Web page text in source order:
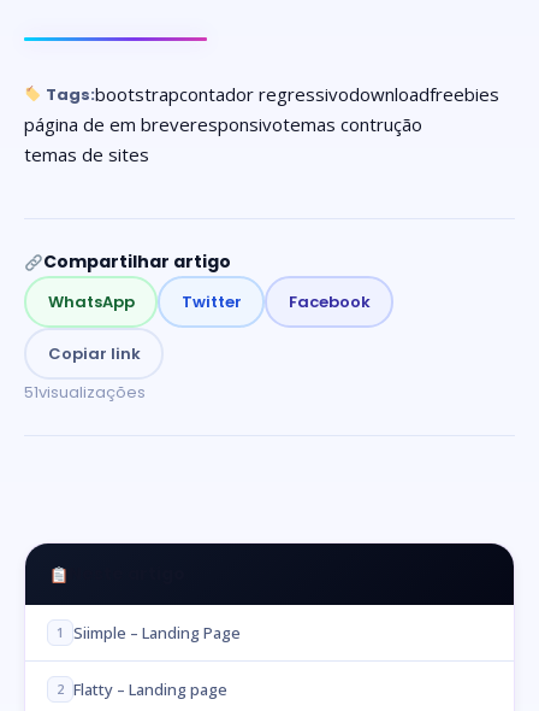
Tags:bootstrapcontador regressivodownloadfreebies
página de em breveresponsivotemas contrução
temas de sites
Compartilhar artigo
WhatsApp Twitter Facebook
Copiar link
51visualizações
1 Siimple – Landing Page
2 Flatty – Landing page